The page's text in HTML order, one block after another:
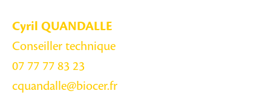
Cyril QUANDALLE
Conseiller technique
07 77 77 83 23
cquandalle@biocer.fr